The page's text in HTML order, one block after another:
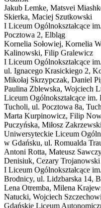
Jakub Lemke, Matsvei
Skierka, Maciej Szutkowski
I Liceum Ogólnokształcące
Pocztowa 2, Elbląg
Kornelia Sołowiej, Kornelia
Kalinowski, Filip Gralewicz
I Liceum Ogólnokształcące
ul. Ignacego Krasickiego 2,
Mikołaj Skrzypczak, Daniel
Paulina Zblewska, Wojciech
Liceum Ogólnokształcące
Tucholi, ul. Pocztowa 8a,
Marta Kurpinowicz, Filip
Puczyńska, Miłosz Zakrzewski
Uniwersyteckie Liceum
w Gdańsku, ul. Romualda
Antoni Rotta, Mateusz
Denisiuk, Cezary Trojanowski
I Liceum Ogólnokształcące
Brodnicy, ul. Lidzbarska 14,
Lena Otremba, Milena
Natucki, Wojciech
Gdańskie Liceum